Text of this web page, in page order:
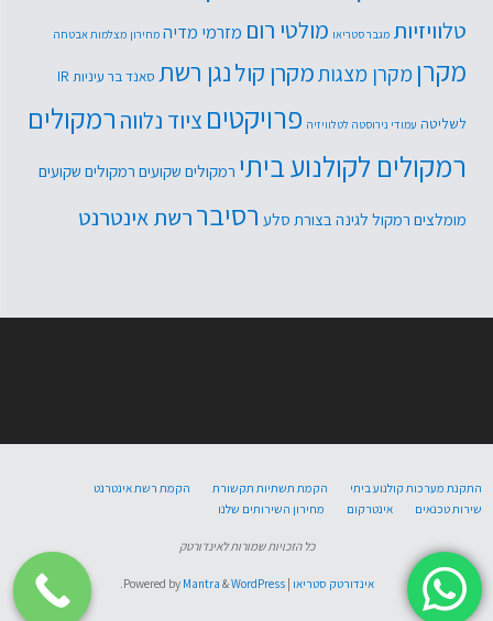
טלוויזיות מגבר סטריאו מולטי רום מזרמי מדיה מחירון מצלמות אבטחה
מקרןמקרן מצגותמקרן קולנגן רשת סאנד בר עיניות IR
לשליטה עמודי נירוסטה לטלוויזיה פרויקטים ציוד נלווה רמקולים
רמקולים לקולנוע ביתי רמקולים שקועים רמקולים שקועים
מומלצים רמקול לגינה בצורת סלע רסיבררשת אינטרנט
התקנת מערכות קולנוע ביתי הקמת תשתיות תקשורת
הקמת רשת אינטרנט
שירות טכנאים
אינטרקום מחירון השירותים שלנו
כל הזכויות שמורות לאינדורטק
אינדורטק סטריאו | Powered by
Mantra &WordPress.